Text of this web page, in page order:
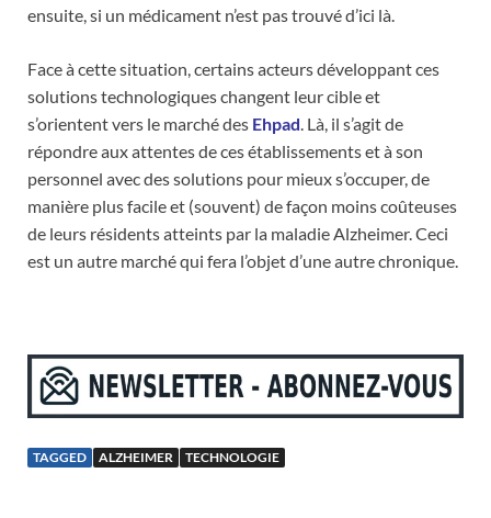
ensuite, si un médicament n’est pas trouvé d’ici là.
Face à cette situation, certains acteurs développant ces
solutions technologiques changent leur cible et
s’orientent vers le marché des Ehpad. Là, il s’agit de
répondre aux attentes de ces établissements et à son
personnel avec des solutions pour mieux s’occuper, de
manière plus facile et (souvent) de façon moins coûteuses
de leurs résidents atteints par la maladie Alzheimer. Ceci
est un autre marché qui fera l’objet d’une autre chronique.
TAGGED ALZHEIMER TECHNOLOGIE